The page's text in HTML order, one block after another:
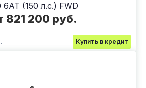
6АТ (150 л.с.) FWD
821 200 руб.
Купить в кредит